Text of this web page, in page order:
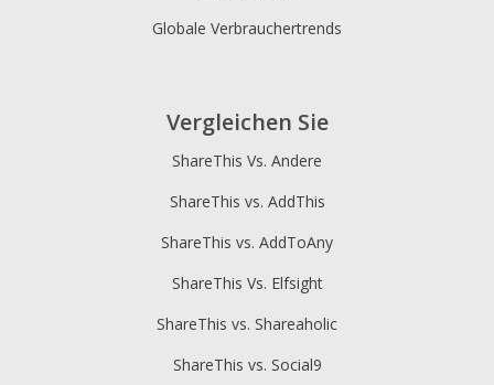
Globale Verbrauchertrends
Vergleichen Sie
ShareThis Vs. Andere
ShareThis vs. AddThis
ShareThis vs. AddToAny
ShareThis Vs. Elfsight
ShareThis vs. Shareaholic
ShareThis vs. Social9